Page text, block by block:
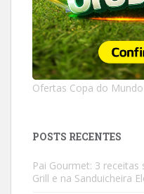
Ofertas Copa do
POSTS RECENTES
Pai Gourmet: 3
Grill e na Sanduicheira